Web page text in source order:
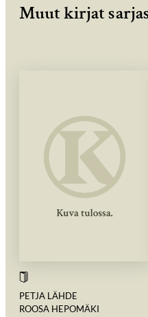
Muut kirjat
PETJA LÄHDE
ROOSA HEPOMÄKI